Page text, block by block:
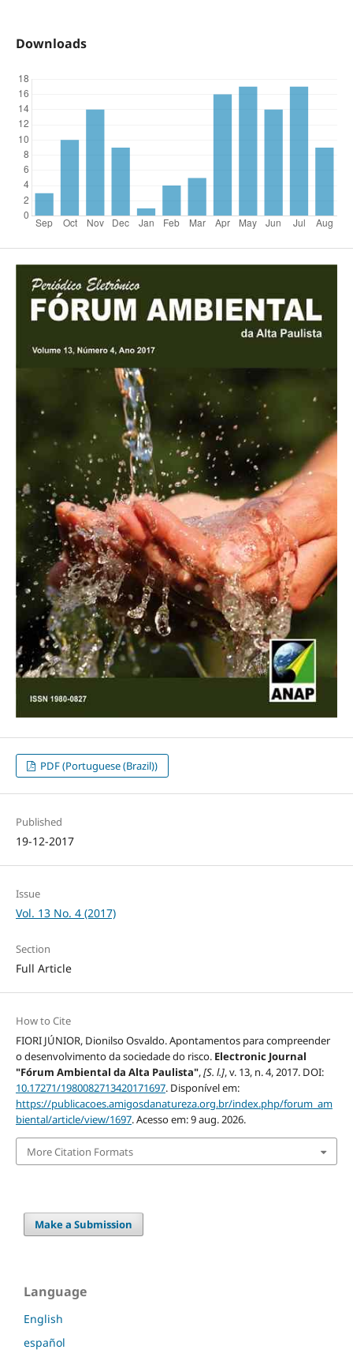
Downloads
PDF (Portuguese (Brazil))
Published
19-12-2017
Issue
Vol. 13 No. 4 (2017)
Section
Full Article
How to Cite
FIORI JÚNIOR, Dionilso Osvaldo. Apontamentos para compreender
o desenvolvimento da sociedade do risco. Electronic Journal
"Fórum Ambiental da Alta Paulista",[S. l.], v. 13, n. 4, 2017. DOI:
10.17271/1980082713420171697. Disponível em:
https://publicacoes.amigosdanatureza.org.br/index.php/forum_am
biental/article/view/1697. Acesso em: 9 aug. 2026.
More Citation Formats
Make a Submission
Language
English
español